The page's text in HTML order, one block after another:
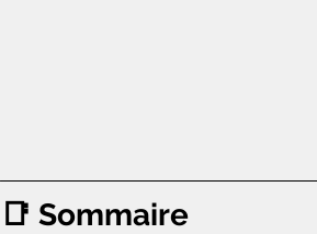
📑 Sommaire